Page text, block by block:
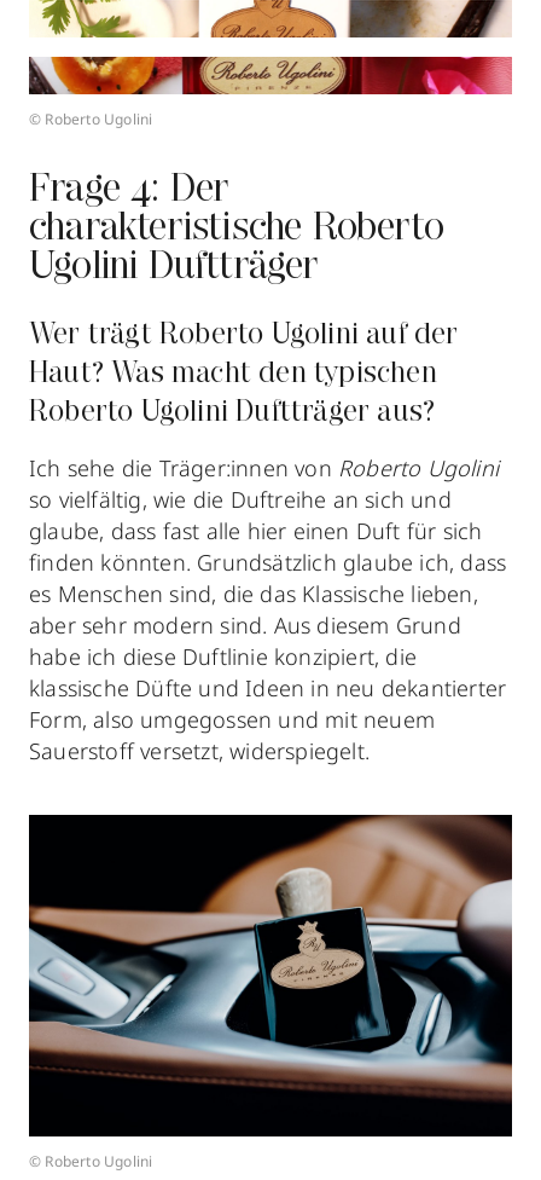
© Roberto Ugolini
© Roberto Ugolini
Frage 4: Der
charakteristische Roberto
Ugolini Duftträger
Wer trägt Roberto Ugolini auf der
Haut? Was macht den typischen
Roberto Ugolini Duftträger aus?
Ich sehe die Träger:innen von Roberto Ugolini
so vielfältig, wie die Duftreihe an sich und
glaube, dass fast alle hier einen Duft für sich
finden könnten. Grundsätzlich glaube ich, dass
es Menschen sind, die das Klassische lieben,
aber sehr modern sind. Aus diesem Grund
habe ich diese Duftlinie konzipiert, die
klassische Düfte und Ideen in neu dekantierter
Form, also umgegossen und mit neuem
Sauerstoff versetzt, widerspiegelt.
© Roberto Ugolini